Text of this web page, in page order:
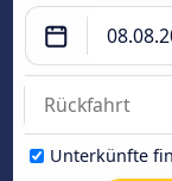
Unterkünfte